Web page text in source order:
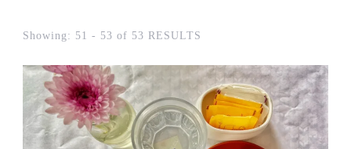
Showing: 51 - 53 of 53 RESULTS